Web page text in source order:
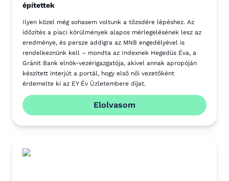
építettek
Ilyen közel még sohasem voltunk a tőzsdére lépéshez. Az
időzítés a piaci körülmények alapos mérlegelésének lesz az
eredménye, és persze addigra az MNB engedélyével is
rendelkeznünk kell – mondta az Indexnek Hegedüs Éva, a
Gránit Bank elnök-vezérigazgatója, akivel annak apropóján
készített interjút a portál, hogy első női vezetőként
érdemelte ki az EY Év Üzletembere díjat.
Elolvasom